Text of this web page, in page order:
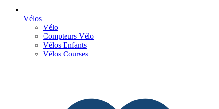
Vélos
Vélo
Compteurs Vélo
Vélos Enfants
Vélos Courses